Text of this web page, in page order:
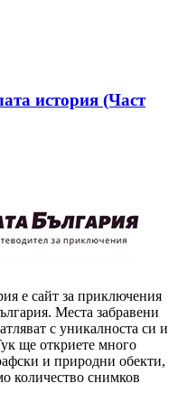
история (Част
е сайт за приключения
Места забравени
с уникалноста си и
ще откриете много
и природни обекти,
количество снимков